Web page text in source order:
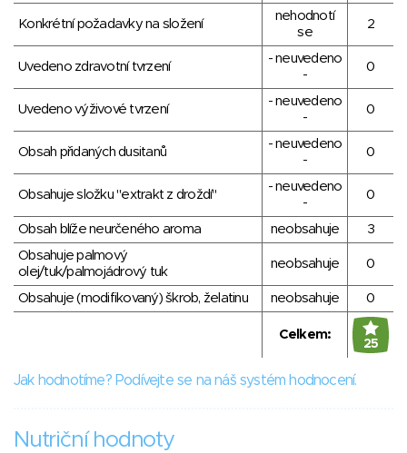
Konkrétní požadavky na složení
nehodnotí
se
2
Uvedeno zdravotní tvrzení
- neuvedeno
-
0
Uvedeno výživové tvrzení
- neuvedeno
-
0
Obsah přidaných dusitanů
- neuvedeno
-
0
Obsahuje složku "extrakt z droždí"
- neuvedeno
-
0
Obsah blíže neurčeného aroma neobsahuje
3
Obsahuje palmový
olej/tuk/palmojádrový tuk
neobsahuje 0
Obsahuje (modifikovaný) škrob, želatinu neobsahuje 0
Celkem:
25
Jak hodnotíme? Podívejte se na náš systém hodnocení.
Nutriční hodnoty